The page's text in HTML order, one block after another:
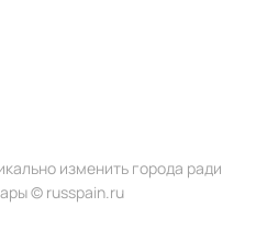
изменить города ради
© russpain.ru